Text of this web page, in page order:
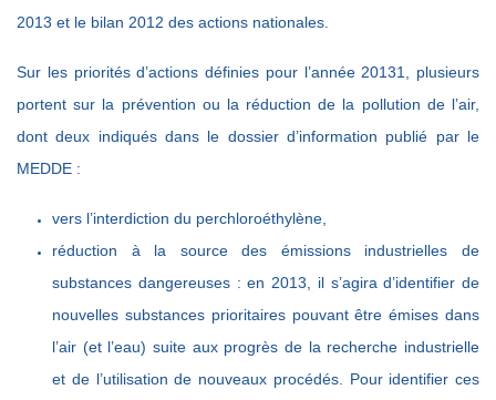
2013 et le bilan 2012 des actions nationales.
Sur les priorités d’actions définies pour l’année 20131, plusieurs
portent sur la prévention ou la réduction de la pollution de l’air,
dont deux indiqués dans le dossier d’information publié par le
MEDDE :
vers l’interdiction du perchloroéthylène,
réduction à la source des émissions industrielles de
substances dangereuses : en 2013, il s’agira d’identifier de
nouvelles substances prioritaires pouvant être émises dans
l’air (et l’eau) suite aux progrès de la recherche industrielle
et de l’utilisation de nouveaux procédés. Pour identifier ces